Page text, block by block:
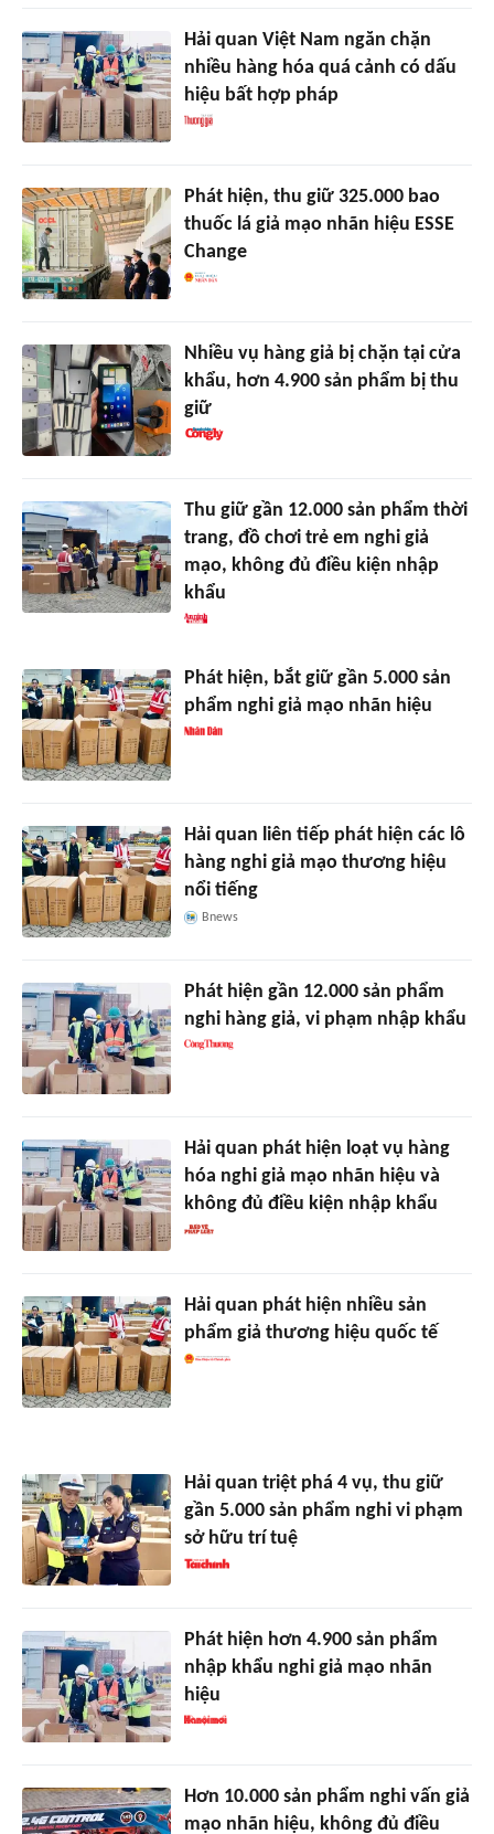
Hải quan Việt Nam ngăn chặn
nhiều hàng hóa quá cảnh có dấu
hiệu bất hợp pháp
Phát hiện, thu giữ 325.000 bao
thuốc lá giả mạo nhãn hiệu ESSE
Change
Nhiều vụ hàng giả bị chặn tại cửa
khẩu, hơn 4.900 sản phẩm bị thu
giữ
Thu giữ gần 12.000 sản phẩm thời
trang, đồ chơi trẻ em nghi giả
mạo, không đủ điều kiện nhập
khẩu
Phát hiện, bắt giữ gần 5.000 sản
phẩm nghi giả mạo nhãn hiệu
Hải quan liên tiếp phát hiện các lô
hàng nghi giả mạo thương hiệu
nổi tiếng
Bnews
Phát hiện gần 12.000 sản phẩm
nghi hàng giả, vi phạm nhập khẩu
Hải quan phát hiện loạt vụ hàng
hóa nghi giả mạo nhãn hiệu và
không đủ điều kiện nhập khẩu
Hải quan phát hiện nhiều sản
phẩm giả thương hiệu quốc tế
Hải quan triệt phá 4 vụ, thu giữ
gần 5.000 sản phẩm nghi vi phạm
sở hữu trí tuệ
Phát hiện hơn 4.900 sản phẩm
nhập khẩu nghi giả mạo nhãn
hiệu
Hơn 10.000 sản phẩm nghi vấn giả
mạo nhãn hiệu, không đủ điều